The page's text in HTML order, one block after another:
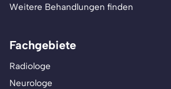
Weitere Behandlungen finden
Fachgebiete
Radiologe
Neurologe